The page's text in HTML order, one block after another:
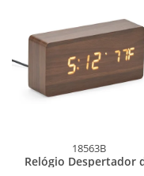
18563B
Relógio Despertador